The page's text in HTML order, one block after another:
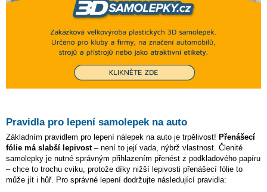
Pravidla pro lepení samolepek na auto
Základním pravidlem pro lepení nálepek na auto je trpělivost! Přenášecí
fólie má slabší lepivost– není to její vada, nýbrž vlastnost. Členité
samolepky je nutné správným přihlazením přenést z podkladového papíru
– chce to trochu cviku, protože díky nižší lepivosti přenášecí fólie to
může jít i hůř. Pro správné lepení dodržujte následující pravidla: